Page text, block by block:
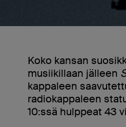
Koko kansan
musiikillaan jälleen
kappaleen
radiokappaleen
10:ssä hulppeat 43